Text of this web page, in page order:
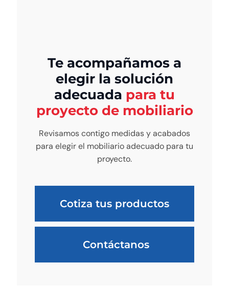
Te acompañamos a
elegir la solución
adecuada para tu
proyecto de mobiliario
Revisamos contigo medidas y acabados
para elegir el mobiliario adecuado para tu
proyecto.
Cotiza tus productos
Contáctanos